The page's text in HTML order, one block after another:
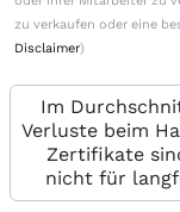
zu verkaufen oder eine
Disclaimer)
Im
Verluste beim
Zertifikate
nicht für